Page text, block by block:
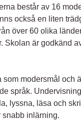
består av 16
också en liten
över 60 olika
Skolan är godkänd
modersmål och
språk.
lyssna, läsa och
snabb inlärning.